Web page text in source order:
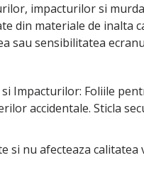
impacturilor si
din materiale de inalta
sau sensibilitatea
Impacturilor: Foliile
accidentale. Sticla
si nu afecteaza